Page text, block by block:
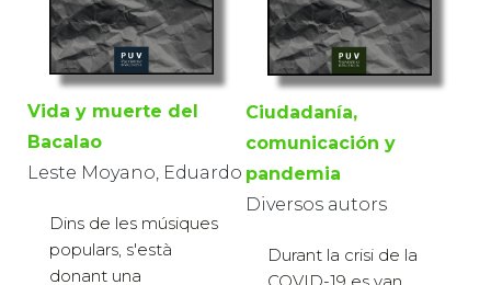
Vida y muerte del
Bacalao
Leste Moyano, Eduardo
Dins de les músiques
populars, s'està
donant una
Ciudadanía,
comunicación y
pandemia
Diversos autors
Durant la crisi de la